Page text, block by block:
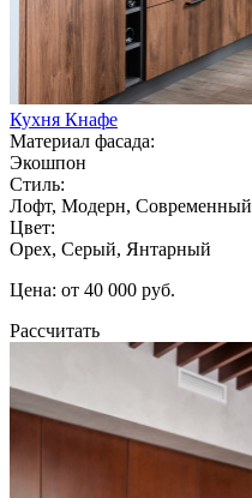
Кухня Кнафе
Материал фасада:
Экошпон
Стиль:
Лофт, Модерн, Современный
Цвет:
Орех, Серый, Янтарный
Цена: от 40 000 руб.
Рассчитать